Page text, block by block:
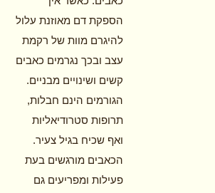
הספקת דם מאוזנת עלול
להיגרם מוות של רקמת
עצב ובכך נגרמים כאבים
קשים ושינויים מבניים.
הגורמים הינם חבלות,
תרופות סטרודיאליות
ואף שכיח בגיל צעיר.
הכאבים מורגשים בעת
פעילות ומפריעים גם